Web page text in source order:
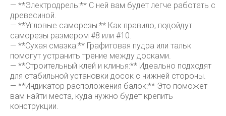
— **Электродрель:** С ней вам будет легче работать с
древесиной.
— **Угловые саморезы:** Как правило, подойдут
саморезы размером #8 или #10.
— **Сухая смазка:** Графитовая пудра или тальк
помогут устранить трение между досками.
— **Строительный клей и клинья:** Идеально подходят
для стабильной установки досок с нижней стороны.
— **Индикатор расположения балок:** Это поможет
вам найти места, куда нужно будет крепить
конструкции.